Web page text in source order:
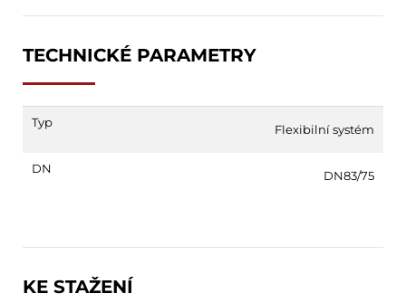
TECHNICKÉ PARAMETRY
Typ Flexibilní systém
DN DN83/75
KE STAŽENÍ